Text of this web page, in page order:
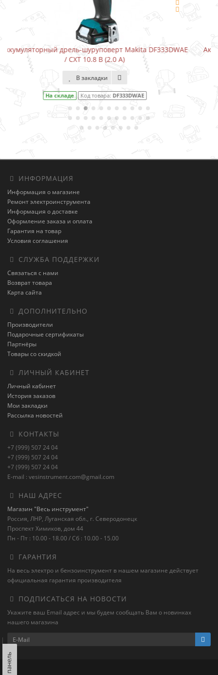
Аккумуляторный шуруповерт-отвертка Makita
В закладки
На складе Код товара: DF001DW
ИНФОРМАЦИЯ
Информация о магазине
Ремонт электроинструмента
Информация о доставке
Оформление заказа и оплата
Гарантия на товар
Условия соглашения
СЛУЖБА ПОДДЕРЖКИ
Связаться с нами
Возврат товара
Карта сайта
ДОПОЛНИТЕЛЬНО
Производители
Подарочные сертификаты
Партнёры
Товары со скидкой
ЛИЧНЫЙ КАБИНЕТ
Личный кабинет
История заказов
Мои закладки
Рассылка новостей
КОНТАКТЫ
+7 (999) 507 24 04
+7 (999) 507 24 04
+7 (999) 507 24 04
E-mail : vesinstrument.com@gmail.com
НАШ АДРЕС
Магазин "Весь инструмент"
Россия, ЛНР, Луганская обл., г. Северодонецк
Проспект Химиков, дом 44
Пн - Пт : 10.00 - 18.00 / Сб : 10.00 - 15.00
ГАРАНТИЯ
На весь электро и бензоинструмент в нашем магазине действует
официальная гарантия производителя
ПОДПИСАТЬСЯ НА НОВОСТИ
Укажите ваш Email адрес и мы будем сообщать Вам о новинках
нашего магазина